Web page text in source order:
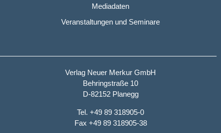
Mediadaten
Veranstaltungen und Seminare
Verlag Neuer Merkur GmbH
Behringstraße 10
D-82152 Planegg
Tel. +49 89 318905-0
Fax +49 89 318905-38